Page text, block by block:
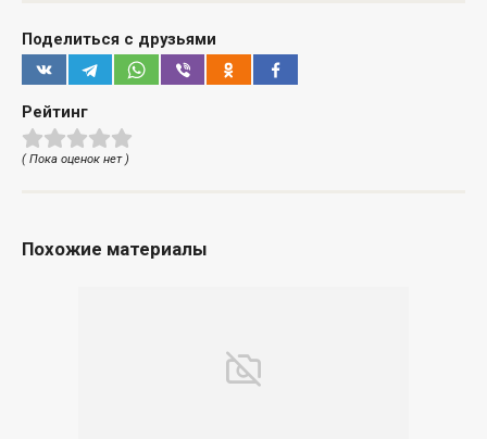
Поделиться с друзьями
Рейтинг
( Пока оценок нет )
Похожие материалы